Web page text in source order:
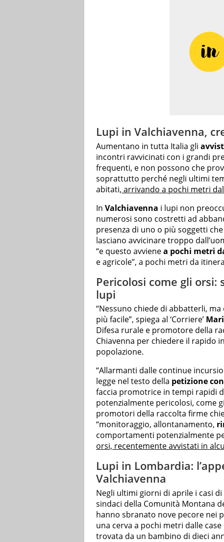
Lupi in Valchiavenna,
Aumentano in tutta Italia gli
incontri ravvicinati con i grandi
frequenti, e non possono che
soprattutto perché negli ultimi
abitati, arrivando a pochi metri
In Valchiavenna i lupi non
numerosi sono costretti ad
presenza di uno o più soggetti
lasciano avvicinare troppo
“e questo avvienea pochi metri
e agricole”, a pochi metri da
Pericolosi come gli
lupi
“Nessuno chiede di abbatterli,
più facile”, spiega al ‘Corriere’
Difesa rurale e promotore della
Chiavenna per chiedere il rapido
popolazione.
“Allarmanti dalle continue
legge nel testo della petizione
faccia promotrice in tempi rapidi
potenzialmente pericolosi, come
promotori della raccolta firme
“monitoraggio, allontanamento,
comportamenti potenzialmente
orsi, recentemente avvistati in
Lupi in Lombardia:
Valchiavenna
Negli ultimi giorni di aprile i casi
sindaci della Comunità Montana
hanno sbranato nove pecore nei
una cerva a pochi metri dalle
trovata da un bambino di dieci